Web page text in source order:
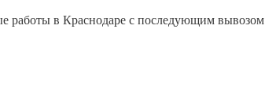
работы в Краснодаре с последующим вывозом